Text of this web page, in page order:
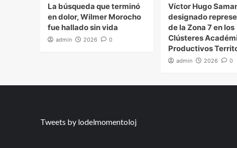
La búsqueda que terminó
en dolor, Wilmer Morocho
fue hallado sin vida
admin 2026 0
Víctor Hugo
designado
de la Zona 7 en los
Clústeres
Productivos
admin 2026 0
Tweets by lodelmomentoloj